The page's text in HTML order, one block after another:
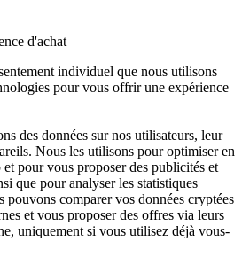
d'achat
individuel que nous utilisons
pour vous offrir une expérience
des données sur nos utilisateurs, leur
Nous les utilisons pour optimiser en
pour vous proposer des publicités et
que pour analyser les statistiques
comparer vos données cryptées
et vous proposer des offres via leurs
uniquement si vous utilisez déjà vous-